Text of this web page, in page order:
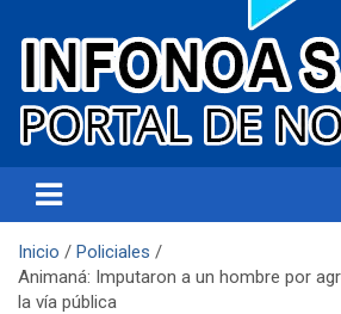
Infonoa Salta
Inicio
Policiales
Animaná: Imputaron a un hombre por
la vía pública